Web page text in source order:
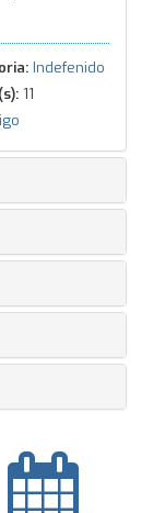
Indefenido
11